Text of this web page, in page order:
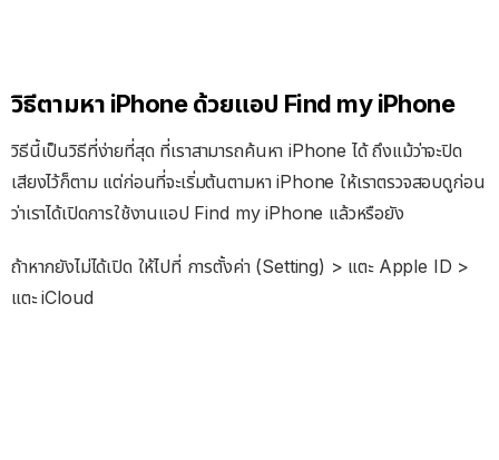
วิธีตามหา iPhone ด้วยแอป Find my iPhone
วิธีนี้เป็นวิธีที่ง่ายที่สุด ที่เราสามารถค้นหา iPhone ได้ ถึงแม้ว่าจะปิด
เสียงไว้ก็ตาม แต่ก่อนที่จะเริ่มต้นตามหา iPhone ให้เราตรวจสอบดูก่อน
ว่าเราได้เปิดการใช้งานแอป Find my iPhone แล้วหรือยัง
ถ้าหากยังไม่ได้เปิด ให้ไปที่ การตั้งค่า (Setting) > แตะ Apple ID >
แตะ iCloud